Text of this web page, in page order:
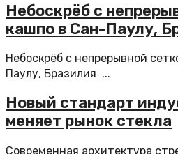
Небоскрёб с
кашпо в Сан-Паулу,
Небоскрёб с непрерывной
Паулу, Бразилия ...
Новый стандарт
меняет рынок стекла
Современная архитектура